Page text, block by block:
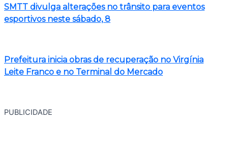
SMTT divulga alterações no trânsito para eventos
esportivos neste sábado, 8
Prefeitura inicia obras de recuperação no Virgínia
Leite Franco e no Terminal do Mercado
PUBLICIDADE